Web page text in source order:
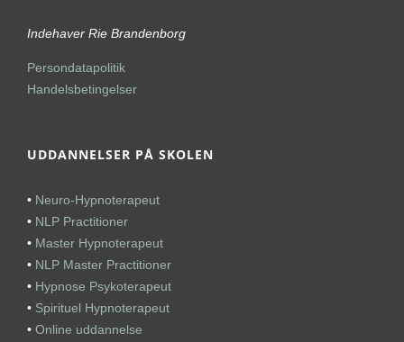
Indehaver Rie Brandenborg
Persondatapolitik
Handelsbetingelser
UDDANNELSER PÅ SKOLEN
• Neuro-Hypnoterapeut
• NLP Practitioner
• Master Hypnoterapeut
• NLP Master Practitioner
• Hypnose Psykoterapeut
• Spirituel Hypnoterapeut
• Online uddannelse